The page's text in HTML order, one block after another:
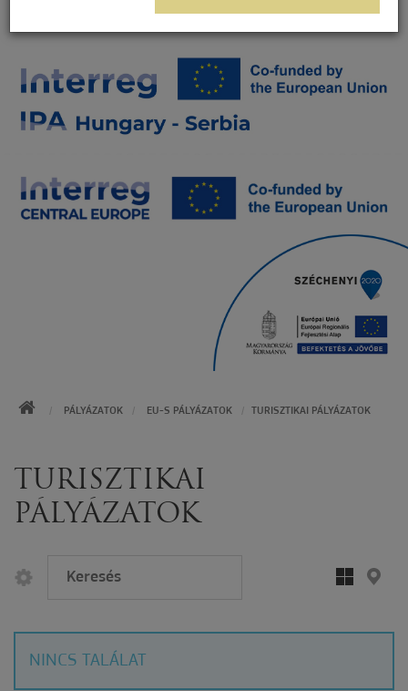
KEZDŐOLDAL
PÁLYÁZATOK EU-S PÁLYÁZATOK TURISZTIKAI PÁLYÁZATOK
TURISZTIKAI
PÁLYÁZATOK
NINCS TALÁLAT